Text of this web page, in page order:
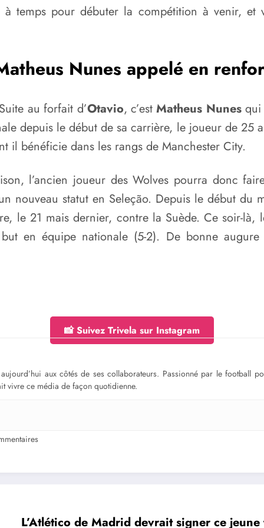
temps pour débuter la compétition à venir, et
Nunes appelé en
au forfait d’Otavio, c’estMatheus Nunesqui
depuis le début de sa carrière, le joueur de 25
il bénéficie dans les rangs de Manchester City.
l’ancien joueur des Wolves pourra donc
nouveau statut en Seleção. Depuis le début du
le 21 mais dernier, contre la Suède. Ce soir-
en équipe nationale (5-2). De bonne
📸 Suivez Trivela sur Instagram
aux côtés de ses collaborateurs. Passionné par le football
vivre ce média de façon quotidienne.
L’Atlético de Madrid devrait signer ce